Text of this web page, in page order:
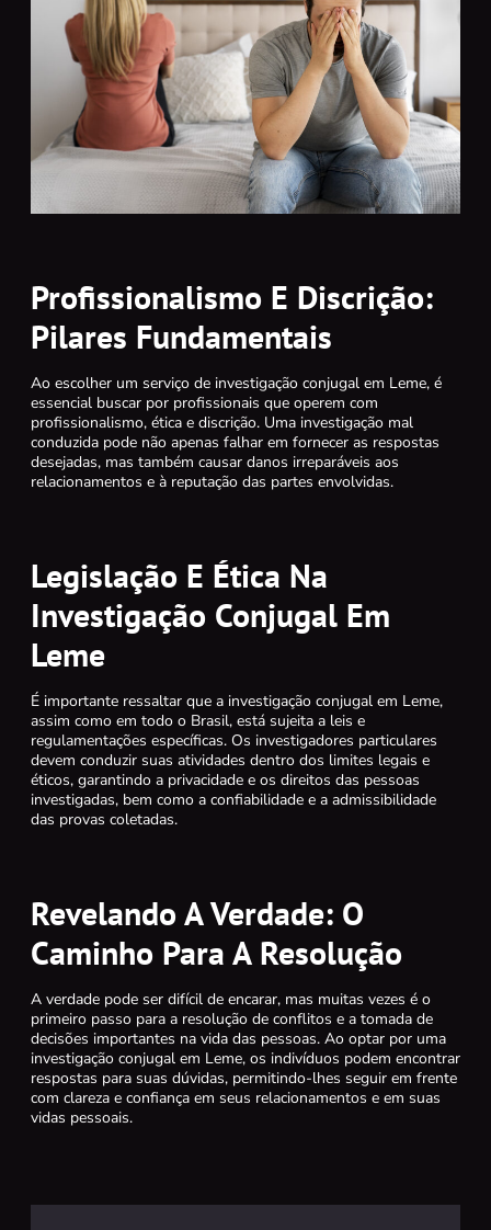
Profissionalismo E Discrição:
Pilares Fundamentais
Ao escolher um serviço de investigação conjugal em Leme, é
essencial buscar por profissionais que operem com
profissionalismo, ética e discrição. Uma investigação mal
conduzida pode não apenas falhar em fornecer as respostas
desejadas, mas também causar danos irreparáveis aos
relacionamentos e à reputação das partes envolvidas.
Legislação E Ética Na
Investigação Conjugal Em
Leme
É importante ressaltar que a investigação conjugal em Leme,
assim como em todo o Brasil, está sujeita a leis e
regulamentações específicas. Os investigadores particulares
devem conduzir suas atividades dentro dos limites legais e
éticos, garantindo a privacidade e os direitos das pessoas
investigadas, bem como a confiabilidade e a admissibilidade
das provas coletadas.
Revelando A Verdade: O
Caminho Para A Resolução
A verdade pode ser difícil de encarar, mas muitas vezes é o
primeiro passo para a resolução de conflitos e a tomada de
decisões importantes na vida das pessoas. Ao optar por uma
investigação conjugal em Leme, os indivíduos podem encontrar
respostas para suas dúvidas, permitindo-lhes seguir em frente
com clareza e confiança em seus relacionamentos e em suas
vidas pessoais.